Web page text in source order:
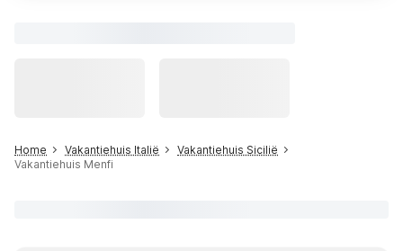
Home Vakantiehuis Italië
Vakantiehuis Sicilië
Vakantiehuis Menfi